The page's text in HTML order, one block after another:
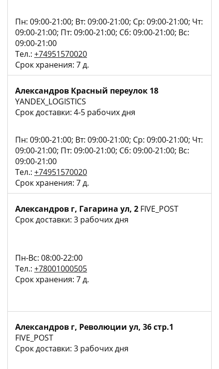
Пн: 09:00-21:00; Вт: 09:00-21:00; Ср: 09:00-21:00; Чт:
09:00-21:00; Пт: 09:00-21:00; Сб: 09:00-21:00; Вс:
09:00-21:00
Тел.: +74951570020
Срок хранения: 7 д.
Александров Красный переулок 18
YANDEX_LOGISTICS
Срок доставки: 4-5 рабочих дня
Пн: 09:00-21:00; Вт: 09:00-21:00; Ср: 09:00-21:00; Чт:
09:00-21:00; Пт: 09:00-21:00; Сб: 09:00-21:00; Вс:
09:00-21:00
Тел.: +74951570020
Срок хранения: 7 д.
Александров г, Гагарина ул, 2 FIVE_POST
Срок доставки: 3 рабочих дня
Пн-Вс: 08:00-22:00
Тел.: +78001000505
Срок хранения: 7 д.
Александров г, Революции ул, 36 стр.1
FIVE_POST
Срок доставки: 3 рабочих дня